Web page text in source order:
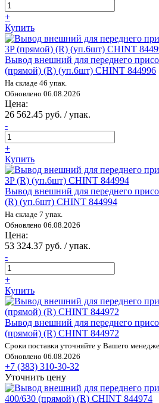
+
Купить
Вывод внешний для переднего
(прямой) (R) (уп.6шт) CHINT 844996
На складе 46 упак.
Обновлено 06.08.2026
Цена:
26 562.45 руб. / упак.
-
+
Купить
Вывод внешний для переднего
(R) (уп.6шт) CHINT 844994
На складе 7 упак.
Обновлено 06.08.2026
Цена:
53 324.37 руб. / упак.
-
+
Купить
Вывод внешний для переднего
(прямой) (R) CHINT 844972
Сроки поставки уточняйте у Вашего
Обновлено 06.08.2026
+7 (383) 310-30-32
Уточнить цену